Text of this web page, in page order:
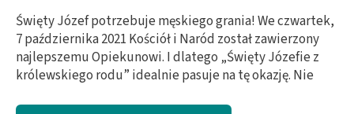
Święty Józef potrzebuje męskiego grania! We czwartek,
7 października 2021 Kościół i Naród został zawierzony
najlepszemu Opiekunowi. I dlatego „Święty Józefie z
królewskiego rodu” idealnie pasuje na tę okazję. Nie